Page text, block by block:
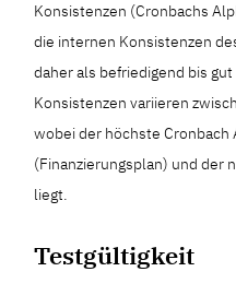
Konsistenzen (Cronbachs
die internen Konsistenzen
daher als befriedigend bis
Konsistenzen variieren
wobei der höchste Cronbach
(Finanzierungsplan) und der
liegt.
Testgültigkeit